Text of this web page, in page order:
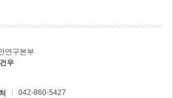
연구본부
우
042-860-5427